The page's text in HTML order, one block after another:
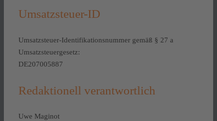
Umsatzsteuer-ID
Umsatzsteuer-Identifikationsnummer gemäß § 27 a
Umsatzsteuergesetz:
DE207005887
Redaktionell verantwortlich
Uwe Maginot